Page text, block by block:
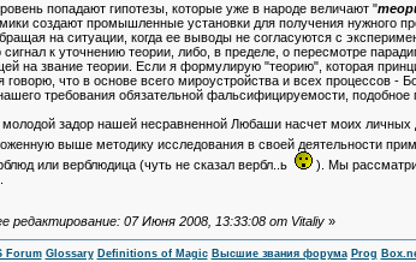
попадают гипотезы, которые уже в народе величают "
создают промышленные установки для получения нужного
на ситуации, когда ее выводы не согласуются с
сигнал к уточнению теории, либо, в пределе, о пересмотре
на звание теории. Если я формулирую "теорию", которая
говорю, что в основе всего мироустройства и всех процессов
требования обязательной фальсифицируемости,
задор нашей несравненной Любаши насчет моих личных
выше методику исследования в своей деятельности
или верблюдица (чуть не сказал вербл..ь
). Мы
редактирование: 07 Июня 2008, 13:33:08 от Vitaliy»
Forum Glossary Definitions of Magic Высшие звания форума Prog